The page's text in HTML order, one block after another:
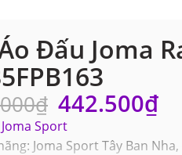
Đấu Joma
₫ 442.500₫
Joma Sport
Joma Sport Tây Ban Nha,